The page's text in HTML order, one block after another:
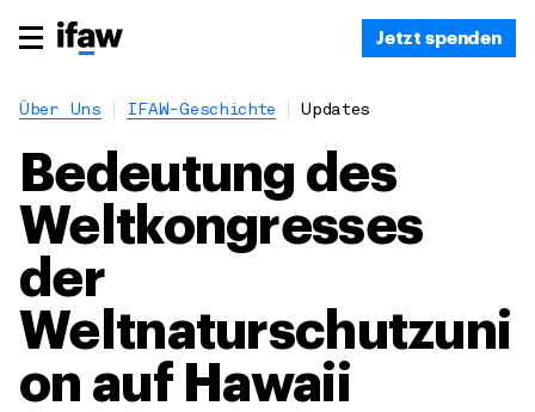
Jetzt spenden
Über Uns IFAW-Geschichte Updates
Bedeutung des
Weltkongresses
der
Weltnaturschutzuni
on auf Hawaii